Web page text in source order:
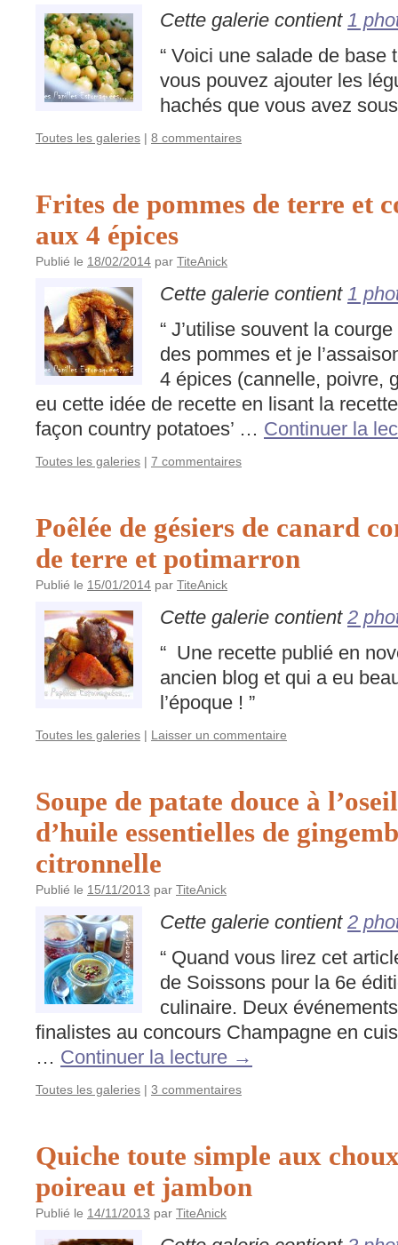
Cette galerie contient 1
“ Voici une salade de base
vous pouvez ajouter les
hachés que vous avez
Toutes les galeries | 8 commentaires
Frites de pommes de terre et
aux 4 épices
Publié le 18/02/2014 par TiteAnick
Cette galerie contient 1
“ J’utilise souvent la
des pommes et je
4 épices (cannelle, poivre,
eu cette idée de recette en lisant la
façon country potatoes’ … Continuer la
Toutes les galeries | 7 commentaires
Poêlée de gésiers de canard
de terre et potimarron
Publié le 15/01/2014 par TiteAnick
Cette galerie contient 2
“ Une recette publié en
ancien blog et qui a eu
l’époque ! ”
Toutes les galeries | Laisser un commentaire
Soupe de patate douce à
d’huile essentielles de
citronnelle
Publié le 15/11/2013 par TiteAnick
Cette galerie contient 2
“ Quand vous lirez cet
de Soissons pour la 6e
culinaire. Deux
finalistes au concours Champagne en
… Continuer la lecture →
Toutes les galeries | 3 commentaires
Quiche toute simple aux
poireau et jambon
Publié le 14/11/2013 par TiteAnick